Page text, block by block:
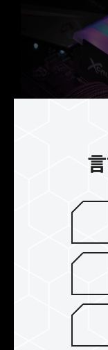
設定性によ
オーバーク
JEDEC標準に
性に影響を
ロックによ
の設定をデフ
大対応周波
ご使用のマ
場合、メモ
達しない可能
囲内でテス
セッサの故
元のアフタ
Team Group T-
ィングカンパ
T-FORCE
オーバークロ
た。ASRock
をクリアし、
Gamingのユニ